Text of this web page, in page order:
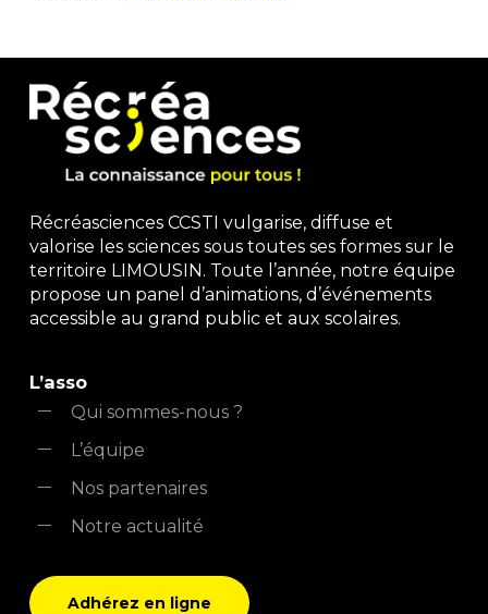
Récréasciences CCSTI vulgarise, diffuse et
valorise les sciences sous toutes ses formes sur le
territoire LIMOUSIN. Toute l’année, notre équipe
propose un panel d’animations, d’événements
accessible au grand public et aux scolaires.
L’asso
Qui sommes-nous ?
L’équipe
Nos partenaires
Notre actualité
Adhérez en ligne